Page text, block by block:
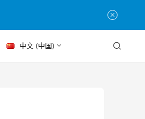
中文 (中国)